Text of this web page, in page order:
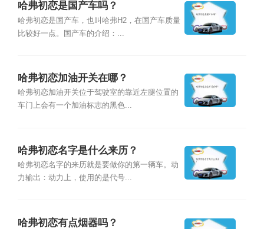
哈弗初恋是国产车吗？
哈弗初恋是国产车，也叫哈弗H2，在国产车质量
比较好一点。国产车的介绍：...
哈弗初恋加油开关在哪？
哈弗初恋加油开关位于驾驶室的靠近左腿位置的
车门上会有一个加油标志的黑色...
哈弗初恋名字是什么来历？
哈弗初恋名字的来历就是要做你的第一辆车。动
力输出：动力上，使用的是代号...
哈弗初恋有点烟器吗？